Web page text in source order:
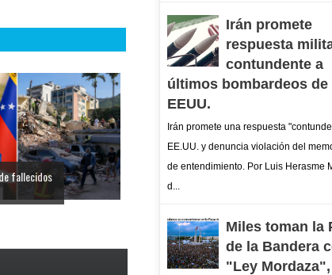
fallecidos
Irán promete
respuesta
contundente a
últimos bombardeos de
EEUU.
Irán promete una respuesta
EE.UU. y denuncia violación del
de entendimiento. Por Luis Herasme
d...
Miles toman la
de la Bandera
"Ley